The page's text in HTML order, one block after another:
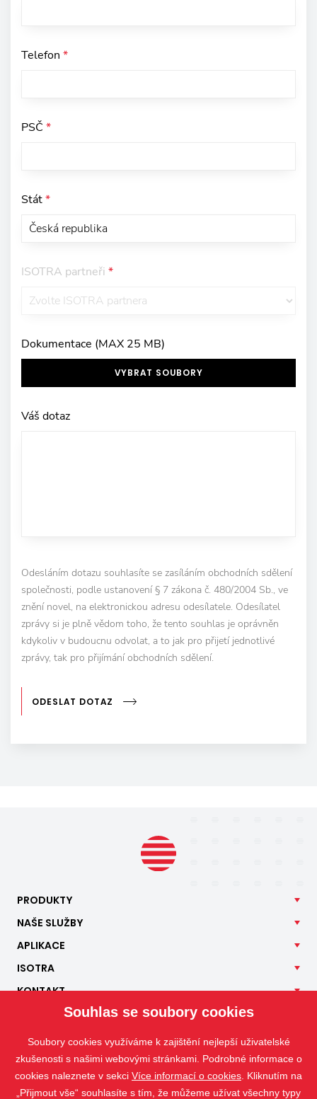
Telefon *
PSČ *
Stát*
ISOTRA partneři *
Dokumentace (MAX 25 MB)
VYBRAT SOUBORY
Váš dotaz
Odesláním dotazu souhlasíte se zasíláním obchodních sdělení
společnosti, podle ustanovení § 7 zákona č. 480/2004 Sb., ve
znění novel, na elektronickou adresu odesílatele. Odesílatel
zprávy si je plně vědom toho, že tento souhlas je oprávněn
kdykoliv v budoucnu odvolat, a to jak pro přijetí jednotlivé
zprávy, tak pro přijímání obchodních sdělení.
ODESLAT DOTAZ
PRODUKTY
NAŠE SLUŽBY
APLIKACE
ISOTRA
KONTAKT
Souhlas se soubory cookies
Soubory cookies využíváme k zajištění nejlepší uživatelské
zkušenosti s našimi webovými stránkami. Podrobné informace o
cookies naleznete v sekci Více informací o cookies . Kliknutím na
„Přijmout vše“ souhlasíte s tím, že můžeme užívat všechny typy